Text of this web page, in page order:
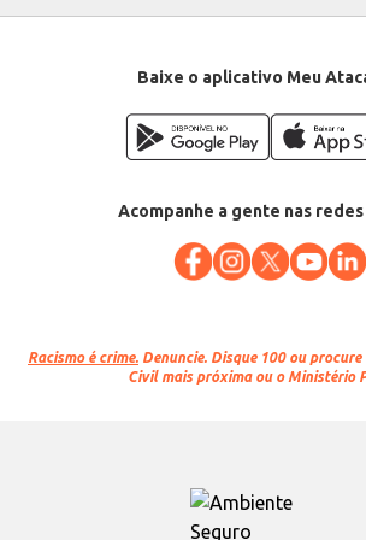
Baixe o aplicativo Meu
Acompanhe a gente nas
Racismo é crime. Denuncie. Disque 100 ou
Civil mais próxima ou o Ministério